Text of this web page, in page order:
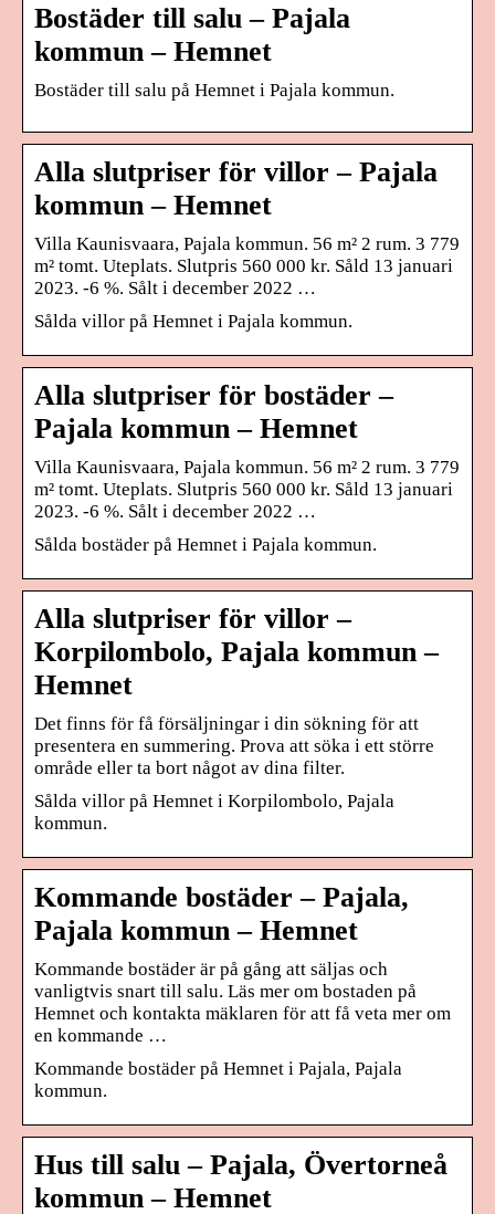
Bostäder till salu – Pajala
kommun – Hemnet
Bostäder till salu på Hemnet i Pajala kommun.
Alla slutpriser för villor – Pajala
kommun – Hemnet
Villa Kaunisvaara, Pajala kommun. 56 m² 2 rum. 3 779
m² tomt. Uteplats. Slutpris 560 000 kr. Såld 13 januari
2023. -6 %. Sålt i december 2022 …
Sålda villor på Hemnet i Pajala kommun.
Alla slutpriser för bostäder –
Pajala kommun – Hemnet
Villa Kaunisvaara, Pajala kommun. 56 m² 2 rum. 3 779
m² tomt. Uteplats. Slutpris 560 000 kr. Såld 13 januari
2023. -6 %. Sålt i december 2022 …
Sålda bostäder på Hemnet i Pajala kommun.
Alla slutpriser för villor –
Korpilombolo, Pajala kommun –
Hemnet
Det finns för få försäljningar i din sökning för att
presentera en summering. Prova att söka i ett större
område eller ta bort något av dina filter.
Sålda villor på Hemnet i Korpilombolo, Pajala
kommun.
Kommande bostäder – Pajala,
Pajala kommun – Hemnet
Kommande bostäder är på gång att säljas och
vanligtvis snart till salu. Läs mer om bostaden på
Hemnet och kontakta mäklaren för att få veta mer om
en kommande …
Kommande bostäder på Hemnet i Pajala, Pajala
kommun.
Hus till salu – Pajala, Övertorneå
kommun – Hemnet